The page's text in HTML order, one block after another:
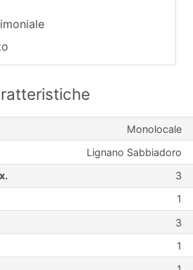
Monolocale
Lignano Sabbiadoro
3
1
3
1